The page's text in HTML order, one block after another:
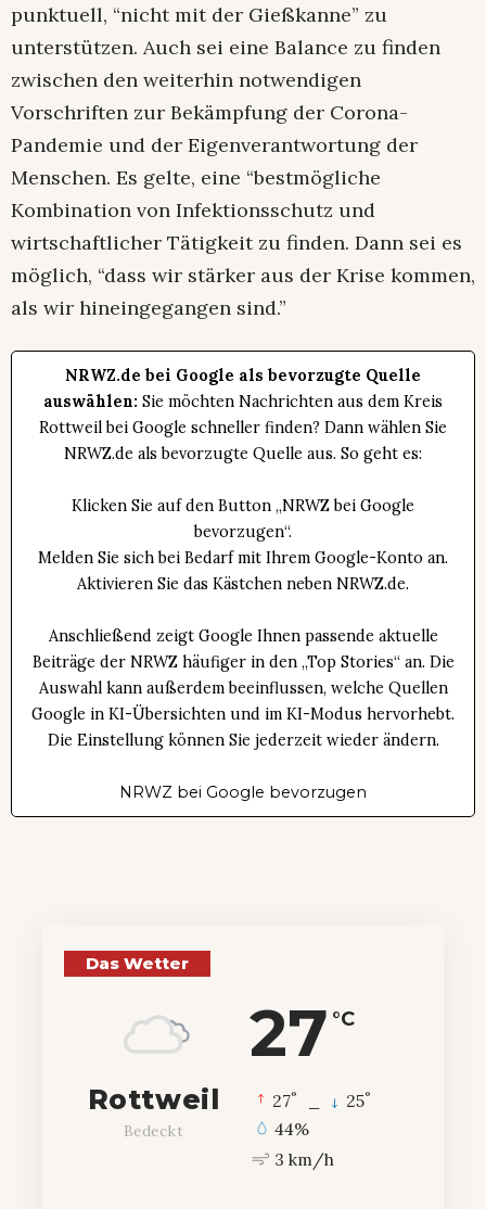
punktuell, “nicht mit der Gießkanne” zu
unterstützen. Auch sei eine Balance zu finden
zwischen den weiterhin notwendigen
Vorschriften zur Bekämpfung der Corona-
Pandemie und der Eigenverantwortung der
Menschen. Es gelte, eine “bestmögliche
Kombination von Infektionsschutz und
wirtschaftlicher Tätigkeit zu finden. Dann sei es
möglich, “dass wir stärker aus der Krise kommen,
als wir hineingegangen sind.”
NRWZ.de bei Google als bevorzugte Quelle
auswählen: Sie möchten Nachrichten aus dem Kreis
Rottweil bei Google schneller finden? Dann wählen Sie
NRWZ.de als bevorzugte Quelle aus. So geht es:
Klicken Sie auf den Button „NRWZ bei Google
bevorzugen“.
Melden Sie sich bei Bedarf mit Ihrem Google-Konto an.
Aktivieren Sie das Kästchen neben NRWZ.de.
Anschließend zeigt Google Ihnen passende aktuelle
Beiträge der NRWZ häufiger in den „Top Stories“ an. Die
Auswahl kann außerdem beeinflussen, welche Quellen
Google in KI-Übersichten und im KI-Modus hervorhebt.
Die Einstellung können Sie jederzeit wieder ändern.
NRWZ bei Google bevorzugen
Das Wetter
27 °C
Rottweil
Bedeckt
27° 25°
44%
3 km/h